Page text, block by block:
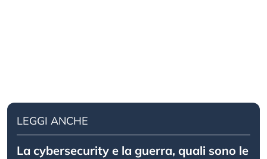
LEGGI ANCHE
La cybersecurity e la guerra, quali sono le